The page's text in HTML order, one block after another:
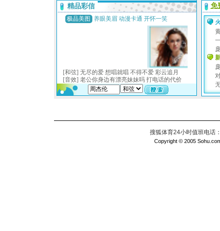
搜狐体育24小时值班电话
Copyright © 2005